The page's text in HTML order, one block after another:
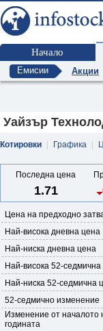
Начало
Емисии Акции
Уайзър
Котировки Графика
Последна цена
1.71
Цена на предходно
Най-висока дневна цена
Най-ниска дневна цена
Най-висока 52-
Най-ниска 52-седмична
52-седмично изменение
Изменение от началото
годината